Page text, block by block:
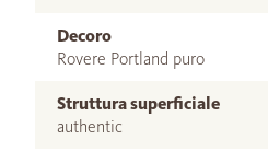
Decoro
Rovere Portland puro
Struttura superficiale
authentic